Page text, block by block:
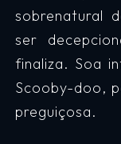
sobrenatural
ser
finaliza. Soa
Scooby-doo,
preguiçosa.